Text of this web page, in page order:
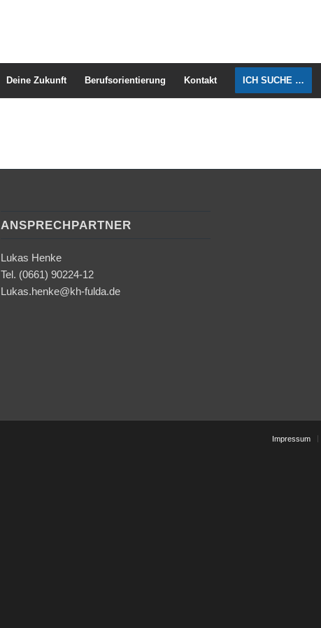
Deine Zukunft Berufsorientierung Kontakt ICH SUCHE …
ANSPRECHPARTNER
Lukas Henke
Tel. (0661) 90224-12
Lukas.henke@kh-fulda.de
Impressum